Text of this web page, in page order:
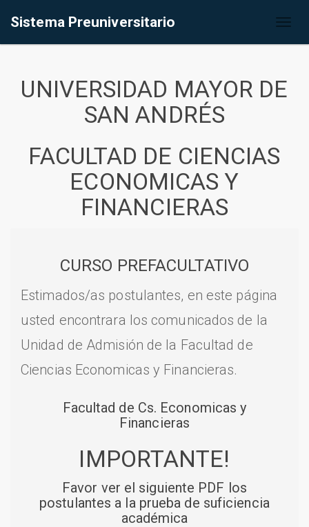
Sistema Preuniversitario
UNIVERSIDAD MAYOR DE
SAN ANDRÉS
FACULTAD DE CIENCIAS
ECONOMICAS Y
FINANCIERAS
CURSO PREFACULTATIVO
Estimados/as postulantes, en este página
usted encontrara los comunicados de la
Unidad de Admisión de la Facultad de
Ciencias Economicas y Financieras.
Facultad de Cs. Economicas y
Financieras
IMPORTANTE!
Favor ver el siguiente PDF los
postulantes a la prueba de suficiencia
académica